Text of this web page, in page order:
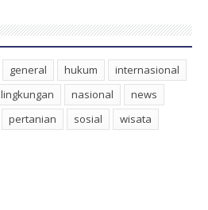
general hukum
internasional
lingkungan nasional
news
pertanian sosial wisata